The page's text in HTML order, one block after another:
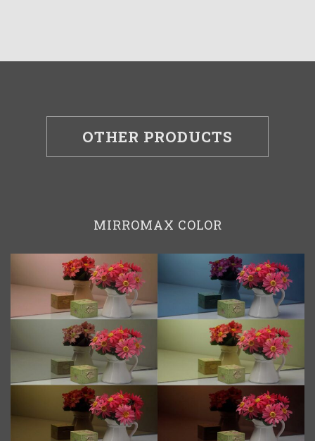
OTHER PRODUCTS
MIRROMAX COLOR